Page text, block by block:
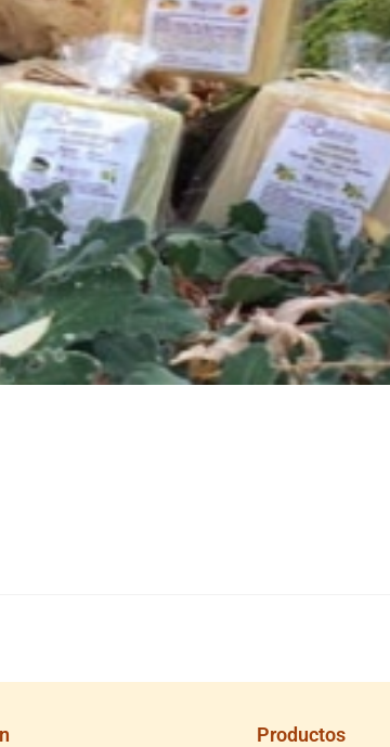
Productos